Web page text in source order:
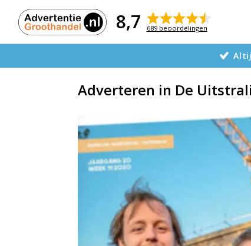
inhoud
8,7 689 beoordelingen
Adverteren in De